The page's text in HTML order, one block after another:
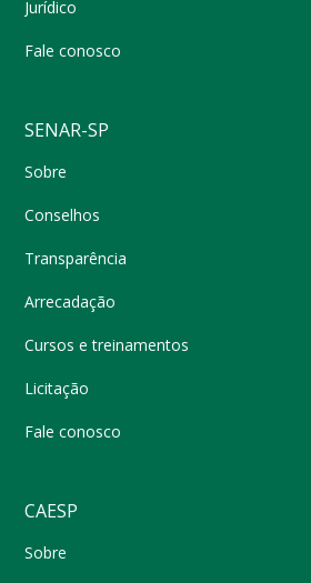
Jurídico
Fale conosco
SENAR-SP
Sobre
Conselhos
Transparência
Arrecadação
Cursos e treinamentos
Licitação
Fale conosco
CAESP
Sobre